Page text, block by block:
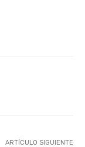
ARTÍCULO SIGUIENTE